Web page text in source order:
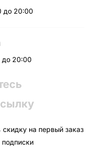
до 20:00
до 20:00
скидку на первый заказ